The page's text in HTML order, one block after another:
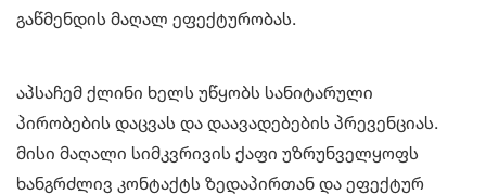
გაწმენდის მაღალ ეფექტურობას.
აპსაჩემ ქლინი ხელს უწყობს სანიტარული
პირობების დაცვას და დაავადებების პრევენციას.
მისი მაღალი სიმკვრივის ქაფი უზრუნველყოფს
ხანგრძლივ კონტაქტს ზედაპირთან და ეფექტურ